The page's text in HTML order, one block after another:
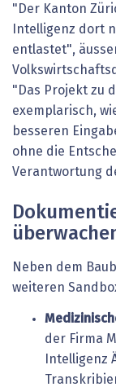
"Der Kanton
Intelligenz dort
entlastet",
"Das Projekt zu
exemplarisch,
besseren
ohne die
Verantwortung
Neben dem
weiteren
der Firma
Intelligenz